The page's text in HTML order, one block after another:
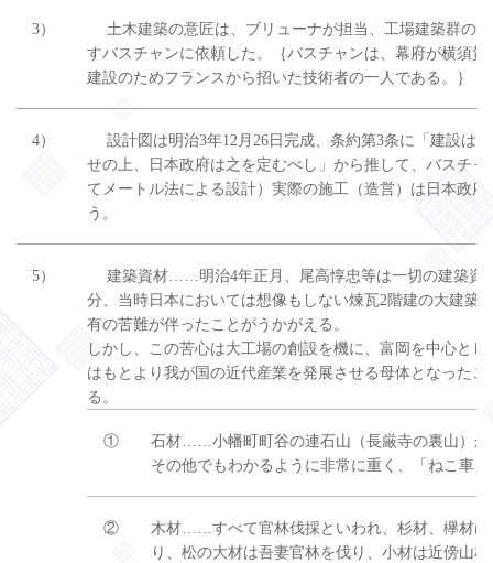
3）
土木建築の意匠は、ブリューナが担当、工場建築群の
すバスチャンに依頼した。｛バスチャンは、幕府が横須
建設のためフランスから招いた技術者の一人である。｝
4）
設計図は明治3年12月26日完成、条約第3条に「建設は
せの上、日本政府は之を定むべし」から推して、バスチ
てメートル法による設計）実際の施工（造営）は日本政
う。
5）
建築資材……明治4年正月、尾高惇忠等は一切の建築資
分、当時日本においては想像もしない煉瓦2階建の大建築
有の苦難が伴ったことがうかがえる。
しかし、この苦心は大工場の創設を機に、富岡を中心と
はもとより我が国の近代産業を発展させる母体となった
る。
①
石材……小幡町町谷の連石山（長厳寺の裏山）か
その他でもわかるように非常に重く、「ねこ車
②
木材……すべて官林伐採といわれ、杉材、欅材は
り、松の大材は吾妻官林を伐り、小材は近傍山